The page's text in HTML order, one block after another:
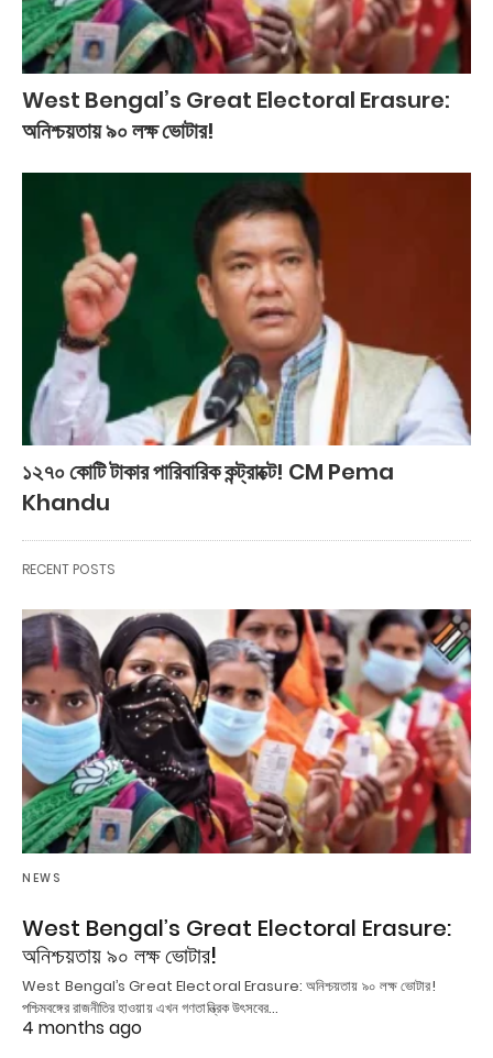
West Bengal’s Great Electoral Erasure:
অনিশ্চয়তায় ৯০ লক্ষ ভোটার!
১২৭০ কোটি টাকার পারিবারিক কন্ট্রাক্টে! CM Pema
Khandu
RECENT POSTS
NEWS
West Bengal’s Great Electoral Erasure:
অনিশ্চয়তায় ৯০ লক্ষ ভোটার!
West Bengal’s Great Electoral Erasure: অনিশ্চয়তায় ৯০ লক্ষ ভোটার!
পশ্চিমবঙ্গের রাজনীতির হাওয়ায় এখন গণতান্ত্রিক উৎসবের…
4 months ago